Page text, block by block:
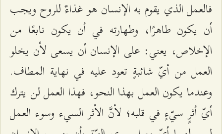
فالعمل الذي يقوم به الإنسان هو غذاءٌ للروح ويجب
أن يكون طاهرًا، وطهارته في أن يكون نابعًا من
الإخلاص، يعني: على الإنسان أن يسعى لأن يخلو
العمل من أيّ شائبةٍ تعود عليه في نهاية المطاف.
وعندما يكون العمل بهذا النحو، فهذا العمل لن يترك
أيّ أثرٍ سيّءٍ في قلبه؛ لأنَّ الأثر السيء وسوء العمل